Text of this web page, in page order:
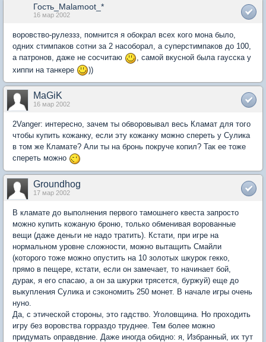
Гость_Malamoot_*
16 мар 2002
воровство-рулеззз, помнится я обокрал всех кого мона было,
одних стимпаков сотни за 2 насоборал, а суперстимпаков до 100,
а патронов, даже не сосчитаю
, самой вкусной была гаусска у
хиппи на танкере
))
MaGiK
16 мар 2002
2Vanger: интересно, зачем ты обворовывал весь Кламат для того
чтобы купить кожанку, если эту кожанку можно спереть у Сулика
в том же Кламате? Али ты на бронь покруче копил? Так ее тоже
спереть можно
Groundhog
17 мар 2002
В кламате до выполнения первого тамошнего квеста запросто
можно купить кожаную броню, только обменивая ворованные
вещи (даже деньги не надо тратить). Кстати, при игре на
нормальном уровне сложности, можно вытащить Смайли
(которого тоже можно опустить на 10 золотых шкурок гекко,
прямо в пещере, кстати, если он замечает, то начинает бой,
дурак, я его спасаю, а он за шкурки трясется, буржуй) еще до
выкупления Сулика и сэкономить 250 монет. В начале игры очень
нуно.
Да, с этической стороны, это гадство. Уголовщина. Но проходить
игру без воровства горраздо труднее. Тем более можно
придумать оправдвние. Даже иногда обидно: я, Избранный, их тут